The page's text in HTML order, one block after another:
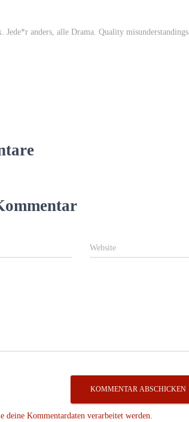
Jede*r anders, alle Drama. Quality misunderstandings
Website
deine Kommentardaten verarbeitet werden.